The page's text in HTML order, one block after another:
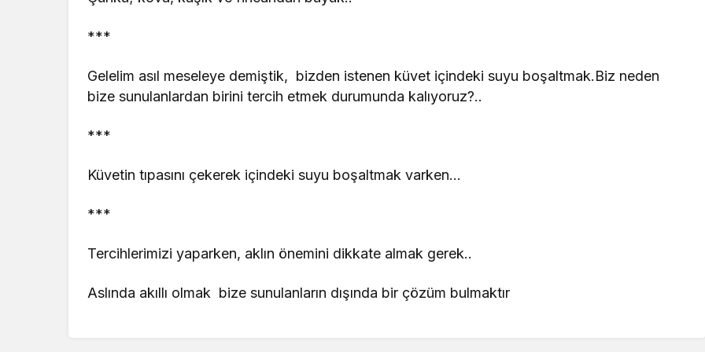
***
Gelelim asıl meseleye demiştik, bizden istenen küvet içindeki suyu boşaltmak.Biz neden
bize sunulanlardan birini tercih etmek durumunda kalıyoruz?..
***
Küvetin tıpasını çekerek içindeki suyu boşaltmak varken…
***
Tercihlerimizi yaparken, aklın önemini dikkate almak gerek..
Aslında akıllı olmak bize sunulanların dışında bir çözüm bulmaktır